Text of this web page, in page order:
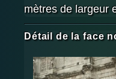
mètres de largeur
Détail de la face